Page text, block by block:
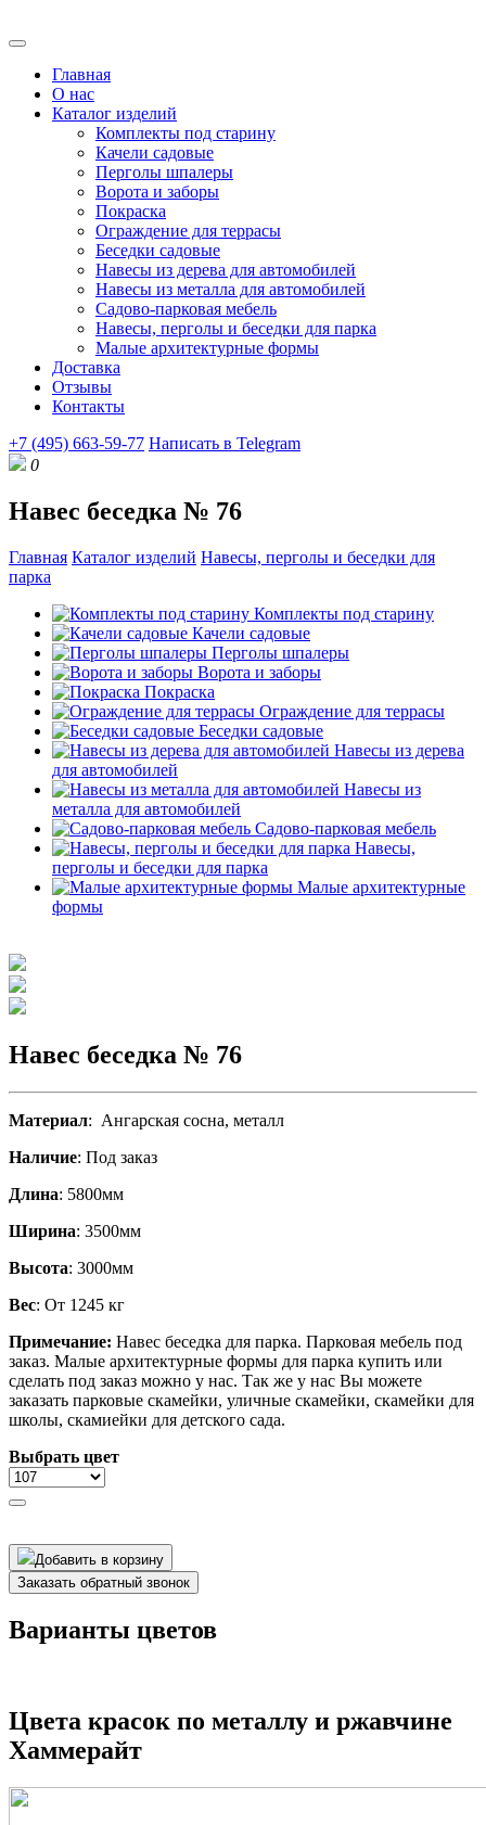
Главная
О нас
Каталог изделий
Комплекты под старину
Качели садовые
Перголы шпалеры
Ворота и заборы
Покраска
Ограждение для террасы
Беседки садовые
Навесы из дерева для автомобилей
Навесы из металла для автомобилей
Садово-парковая мебель
Навесы, перголы и беседки для парка
Малые архитектурные формы
Доставка
Отзывы
Контакты
+7 (495) 663-59-77 Написать в Telegram
0
Навес беседка № 76
Главная Каталог изделий Навесы, перголы и беседки для
парка
Комплекты под старину
Качели садовые
Перголы шпалеры
Ворота и заборы
Покраска
Ограждение для террасы
Беседки садовые
Навесы из дерева
для автомобилей
Навесы из
металла для автомобилей
Садово-парковая мебель
Навесы,
перголы и беседки для парка
Малые архитектурные
формы
Навес беседка № 76
Материал: Ангарская сосна, металл
Наличие: Под заказ
Длина: 5800мм
Ширина: 3500мм
Высота: 3000мм
Вес: От 1245 кг
Примечание: Навес беседка для парка. Парковая мебель под
заказ. Малые архитектурные формы для парка купить или
сделать под заказ можно у нас. Так же у нас Вы можете
заказать парковые скамейки, уличные скамейки, скамейки для
школы, скамиейки для детского сада.
Выбрать цвет
Добавить в корзину
Заказать обратный звонок
Варианты цветов
Цвета красок по металлу и ржавчине
Хаммерайт